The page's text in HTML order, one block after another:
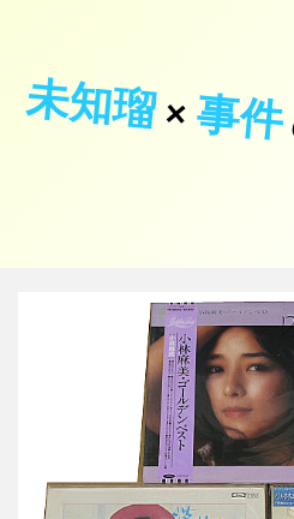
未知瑠×事件